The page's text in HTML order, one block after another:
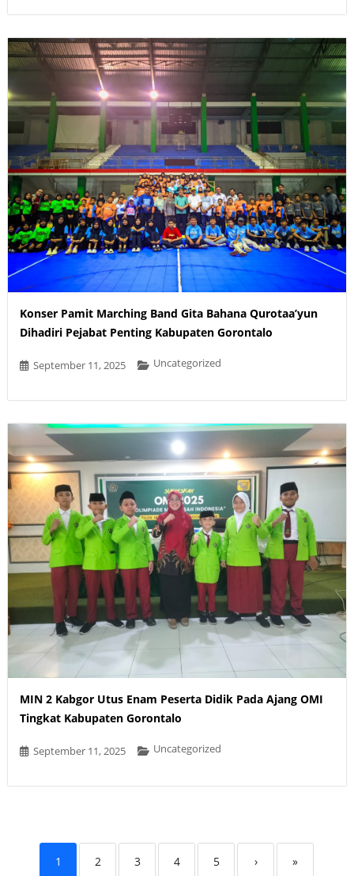
Konser Pamit Marching Band Gita Bahana Qurotaa’yun
Dihadiri Pejabat Penting Kabupaten Gorontalo
September 11, 2025 Uncategorized
MIN 2 Kabgor Utus Enam Peserta Didik Pada Ajang OMI
Tingkat Kabupaten Gorontalo
September 11, 2025 Uncategorized
1 2 3 4 5 › »